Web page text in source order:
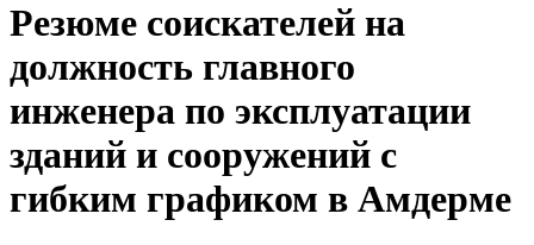
Резюме соискателей на
должность главного
инженера по эксплуатации
зданий и сооружений с
гибким графиком в Амдерме